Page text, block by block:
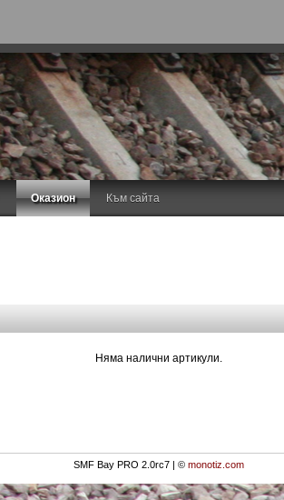
Оказион Към сайта
Няма налични артикули.
SMF Bay PRO 2.0rc7 | © monotiz.com